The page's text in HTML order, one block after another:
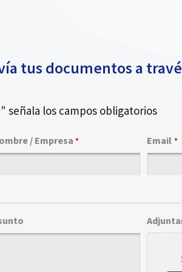
tus documentos a
" señala los campos obligatorios
/ Empresa * Email *